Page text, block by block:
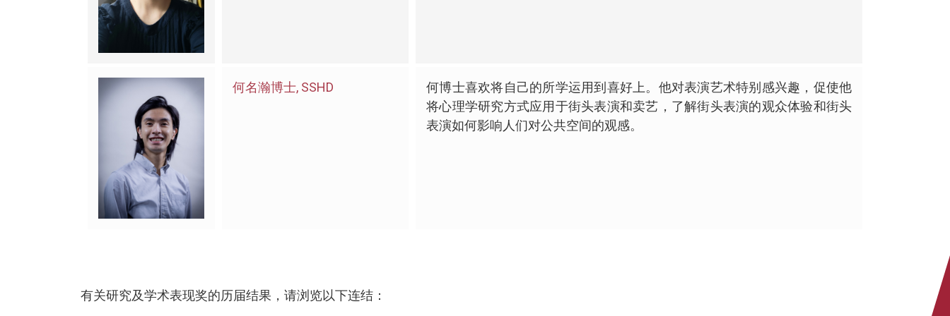
何名瀚博士, SSHD
何博士喜欢将自己的所学运用到喜好上。他对表演艺术特别感兴趣，促使他
将心理学研究方式应用于街头表演和卖艺，了解街头表演的观众体验和街头
表演如何影响人们对公共空间的观感。
有关研究及学术表现奖的历届结果，请浏览以下连结：